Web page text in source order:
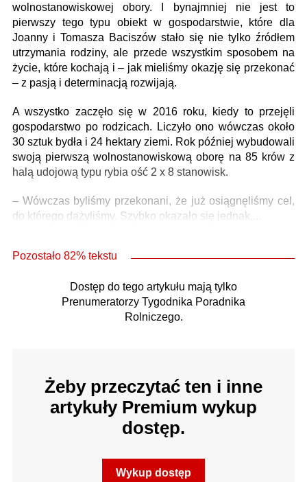
wolnostanowiskowej obory. I bynajmniej nie jest to
pierwszy tego typu obiekt w gospodarstwie, które dla
Joanny i Tomasza Baciszów stało się nie tylko źródłem
utrzymania rodziny, ale przede wszystkim sposobem na
życie, które kochają i – jak mieliśmy okazję się przekonać
– z pasją i determinacją rozwijają.
A wszystko zaczęło się w 2016 roku, kiedy to przejęli
gospodarstwo po rodzicach. Liczyło ono wówczas około
30 sztuk bydła i 24 hektary ziemi. Rok później wybudowali
swoją pierwszą wolnostanowiskową oborę na 85 krów z
halą udojową typu rybia ość 2 x 8 stanowisk.
– Wówczas byliśmy przekonani, że już osiągnęliśmy cel,
do którego dążyliśmy. Szybko okazało się jednak,...
Pozostało 82% tekstu
Dostęp do tego artykułu mają tylko
Prenumeratorzy Tygodnika Poradnika
Rolniczego.
Żeby przeczytać ten i inne
artykuły Premium wykup
dostęp.
Wykup dostęp